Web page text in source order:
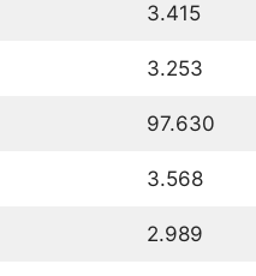
3.415
3.253
97.630
3.568
2.989